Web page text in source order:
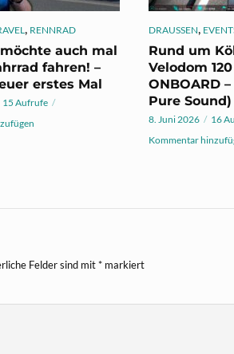
, RENNRAD
auch mal
fahren! –
erstes Mal
15 Aufrufe
DRAUSSEN,
Rund um
Velodom
ONBOARD
Pure Sound)
8. Juni 2026
16
Kommentar
Felder sind mit* markiert